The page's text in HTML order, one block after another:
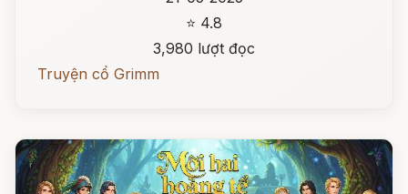
⭐ 4.8
3,980 lượt đọc
Truyện cổ Grimm